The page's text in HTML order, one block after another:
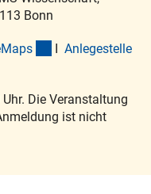
Bonn
s (externer Link)
I Anlegestelle
Die Veranstaltung
ist nicht